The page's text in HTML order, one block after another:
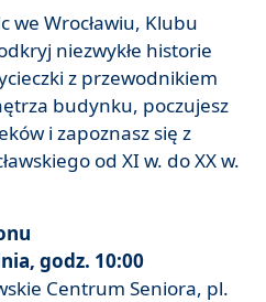
we Wrocławiu, Klubu
niezwykłe historie
z przewodnikiem
budynku, poczujesz
i zapoznasz się z
od XI w. do XX w.
godz. 10:00
Centrum Seniora, pl.